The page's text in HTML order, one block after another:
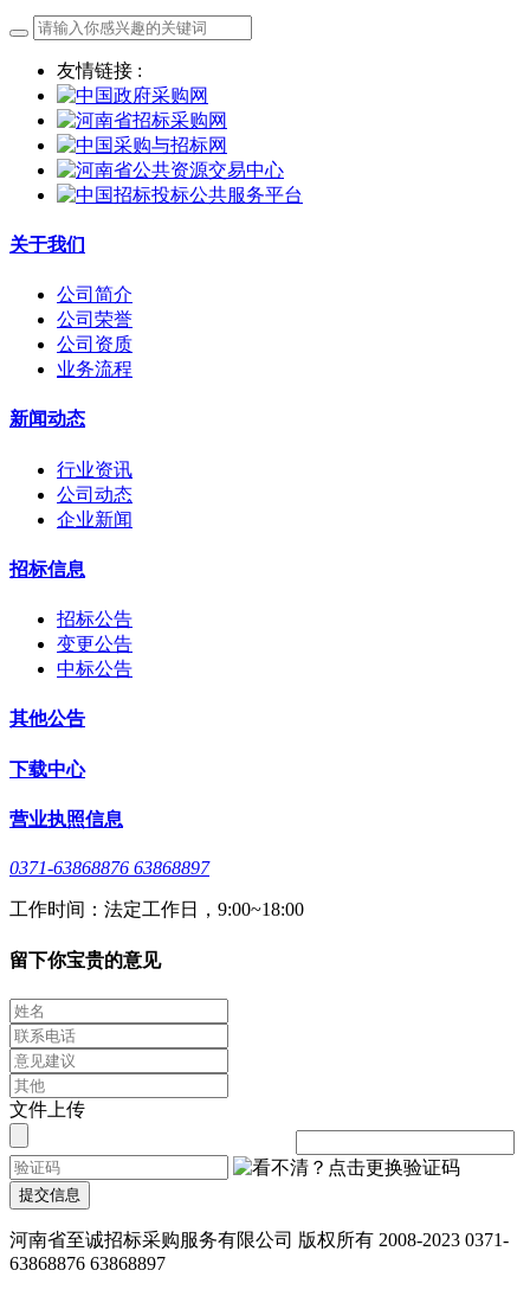
友情链接 :
关于我们
公司简介
公司荣誉
公司资质
业务流程
新闻动态
行业资讯
公司动态
企业新闻
招标信息
招标公告
变更公告
中标公告
其他公告
下载中心
营业执照信息
0371-63868876 63868897
工作时间：法定工作日，9:00~18:00
留下你宝贵的意见
文件上传
提交信息
河南省至诚招标采购服务有限公司 版权所有 2008-2023 0371-
63868876 63868897